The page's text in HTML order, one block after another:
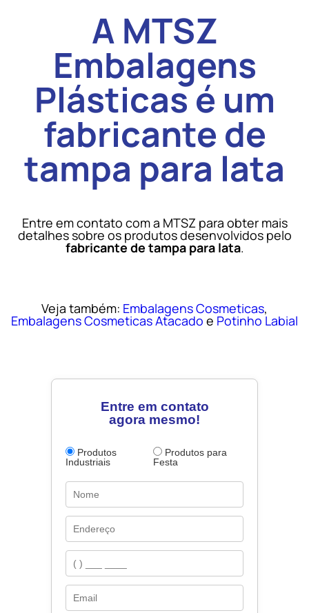
A MTSZ
Embalagens
Plásticas é um
fabricante de
tampa para lata
Entre em contato com a MTSZ para obter mais
detalhes sobre os produtos desenvolvidos pelo
fabricante de tampa para lata.
Veja também: Embalagens Cosmeticas,
Embalagens Cosmeticas Atacado e Potinho Labial
Entre em contato
agora mesmo!
Produtos
Industriais
Produtos para
Festa